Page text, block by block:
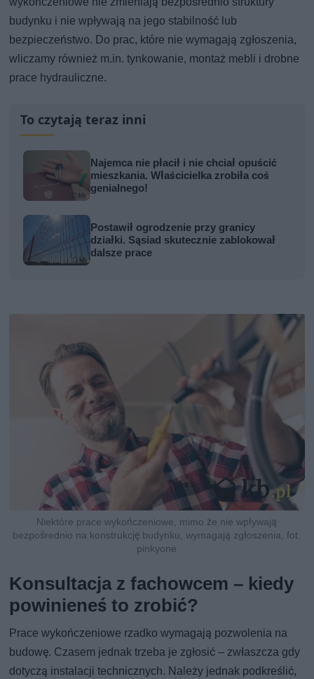
budynku i nie wpływają na jego stabilność lub
bezpieczeństwo. Do prac, które nie wymagają zgłoszenia,
wliczamy również m.in. tynkowanie, montaż mebli i drobne
prace hydrauliczne.
To czytają teraz inni
Najemca nie płacił i nie chciał opuścić
mieszkania. Właścicielka zrobiła coś
genialnego!
Postawił ogrodzenie przy granicy
działki. Sąsiad skutecznie zablokował
dalsze prace
Niektóre prace wykończeniowe, mimo że nie wpływają
bezpośrednio na konstrukcję budynku, wymagają zgłoszenia, fot.
pinkyone
Konsultacja z fachowcem – kiedy
powinieneś to zrobić?
Prace wykończeniowe rzadko wymagają pozwolenia na
budowę. Czasem jednak trzeba je zgłosić – zwłaszcza gdy
dotyczą instalacji technicznych. Należy jednak podkreślić,